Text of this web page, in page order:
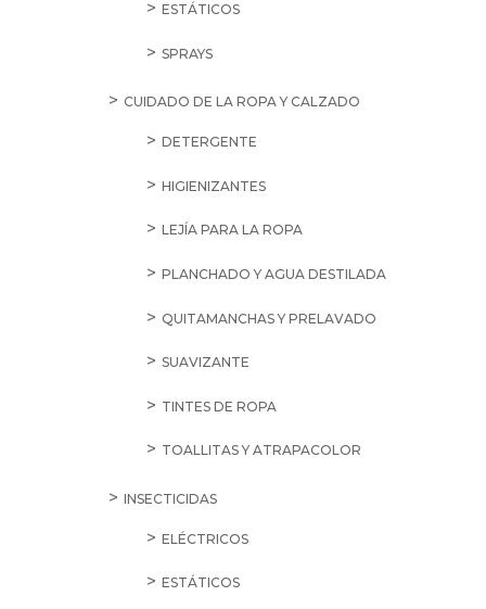
ESTÁTICOS
SPRAYS
CUIDADO DE LA ROPA Y CALZADO
DETERGENTE
HIGIENIZANTES
LEJÍA PARA LA ROPA
PLANCHADO Y AGUA DESTILADA
QUITAMANCHAS Y PRELAVADO
SUAVIZANTE
TINTES DE ROPA
TOALLITAS Y ATRAPACOLOR
INSECTICIDAS
ELÉCTRICOS
ESTÁTICOS